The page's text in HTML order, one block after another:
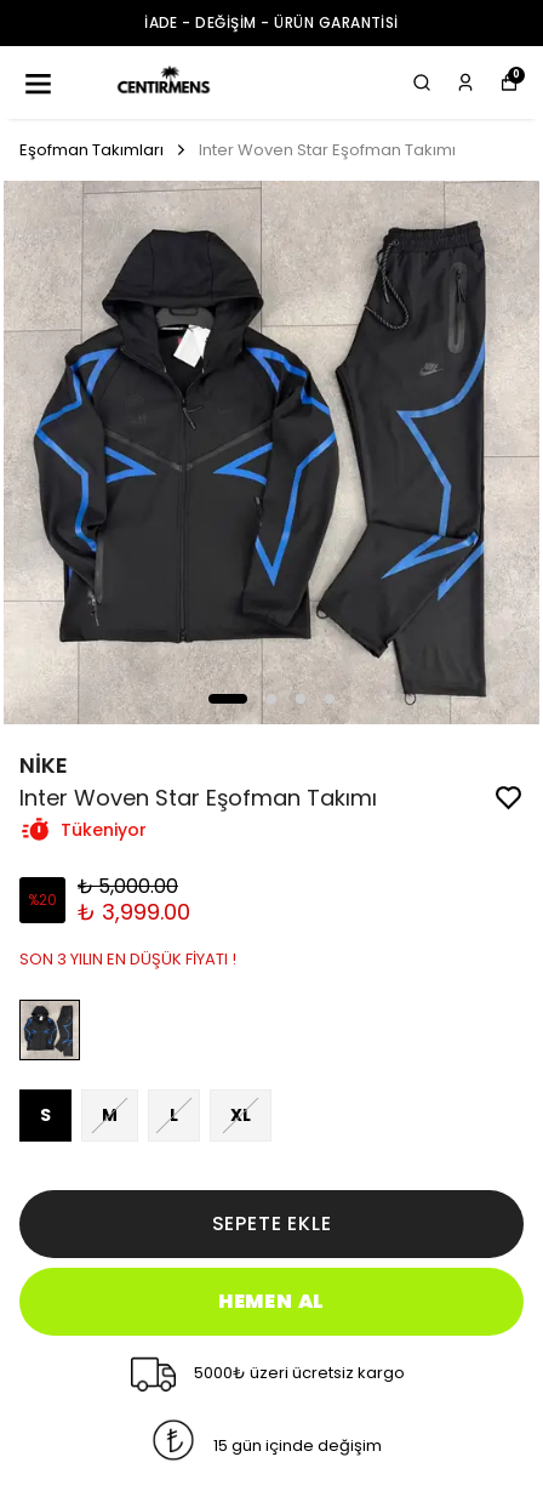
İADE - DEĞİŞİM - ÜRÜN GARANTİSİ
0
Eşofman Takımları Inter Woven Star Eşofman Takımı
NİKE
Inter Woven Star Eşofman Takımı
Tükeniyor
%20 ₺ 5,000.00
₺ 3,999.00
SON 3 YILIN EN DÜŞÜK FİYATI !
S M L XL
SEPETE EKLE
HEMEN AL
5000₺ üzeri ücretsiz kargo
15 gün içinde değişim